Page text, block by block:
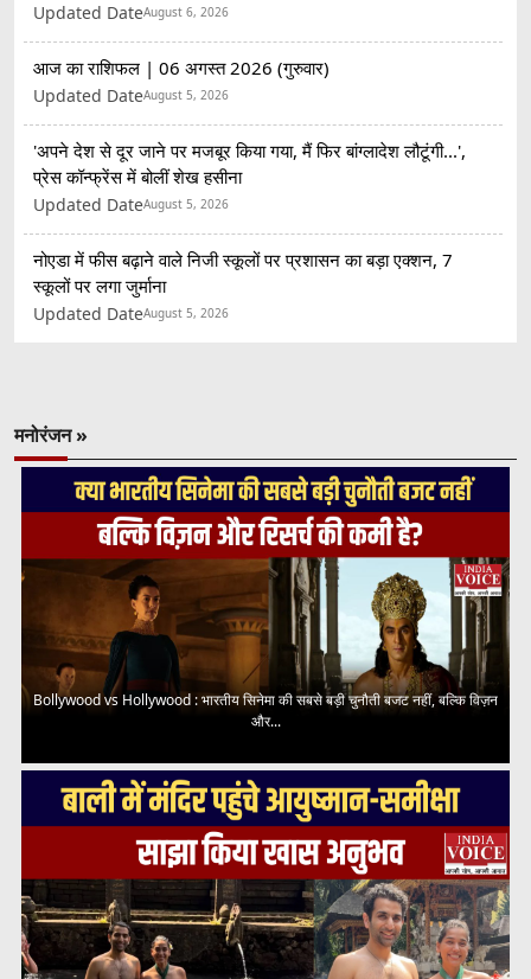
Updated DateAugust 6, 2026
आज का राशिफल | 06 अगस्त 2026 (गुरुवार)
Updated DateAugust 5, 2026
'अपने देश से दूर जाने पर मजबूर किया गया, मैं फिर बांग्लादेश लौटूंगी...',
प्रेस कॉन्फ्रेंस में बोलीं शेख हसीना
Updated DateAugust 5, 2026
नोएडा में फीस बढ़ाने वाले निजी स्कूलों पर प्रशासन का बड़ा एक्शन, 7
स्कूलों पर लगा जुर्माना
Updated DateAugust 5, 2026
मनोरंजन »
Bollywood vs Hollywood : भारतीय सिनेमा की सबसे बड़ी चुनौती बजट नहीं, बल्कि विज़न
और...